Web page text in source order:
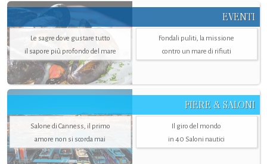
EVENTI
Le sagre dove gustare tutto
il sapore più profondo del mare
Fondali puliti, la missione
contro un mare di rifiuti
FIERE & SALONI
Salone di Canness, il primo
amore non si scorda mai
Il giro del mondo
in 40 Saloni nautici